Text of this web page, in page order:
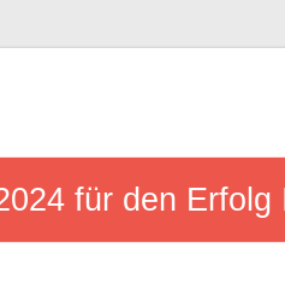
für den Erfolg